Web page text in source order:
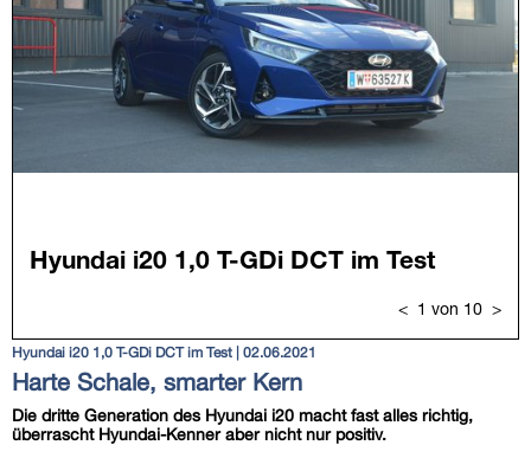
Hyundai i20 1,0 T-GDi DCT im Test | 02.06.2021
Harte Schale, smarter Kern
Die dritte Generation des Hyundai i20 macht fast alles richtig,
überrascht Hyundai-Kenner aber nicht nur positiv.